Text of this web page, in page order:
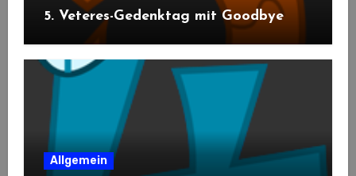
5. Veteres-Gedenktag mit Goodbye
Allgemein